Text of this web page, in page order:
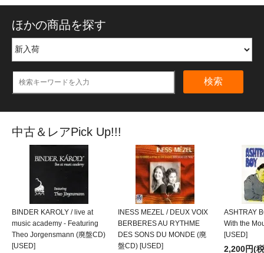
ほかの商品を探す
検索
中古＆レアPick Up!!!
BINDER KAROLY / live at
music academy - Featuring
Theo Jorgensmann (廃盤CD)
[USED]
INESS MEZEL / DEUX VOIX
BERBERES AU RYTHME
DES SONS DU MONDE (廃
盤CD) [USED]
ASHTRAY
With the
[USED]
2,200円(